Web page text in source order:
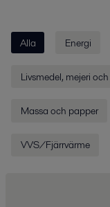
Alla Energi
Livsmedel, mejeri
Massa och papper
VVS/Fjärrvärme